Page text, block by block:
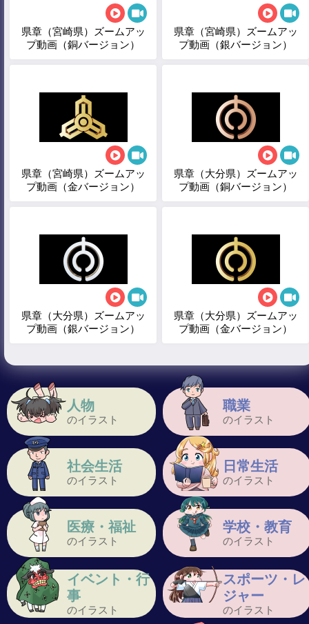
人物
のイラスト
職業
のイラスト
社会生活
のイラスト
日常生活
のイラスト
医療・福祉
のイラスト
学校・教育
のイラスト
イベント・行
事
のイラスト
スポーツ・レ
ジャー
のイラスト
県章（宮崎県）ズームアッ
プ動画（銅バージョン）
県章（宮崎県）ズームアッ
プ動画（銀バージョン）
県章（宮崎県）ズームアッ
プ動画（金バージョン）
県章（大分県）ズームアッ
プ動画（銅バージョン）
県章（大分県）ズームアッ
プ動画（銀バージョン）
県章（大分県）ズームアッ
プ動画（金バージョン）